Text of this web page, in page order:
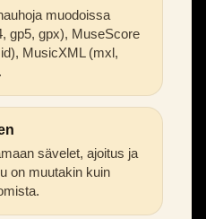
muodoissa
gp5, gpx), MuseScore
MusicXML (mxl,
sävelet, ajoitus ja
on muutakin kuin